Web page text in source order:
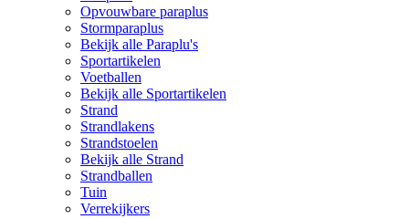
Opvouwbare paraplus
Stormparaplus
Bekijk alle Paraplu's
Sportartikelen
Voetballen
Bekijk alle Sportartikelen
Strand
Strandlakens
Strandstoelen
Bekijk alle Strand
Strandballen
Tuin
Verrekijkers